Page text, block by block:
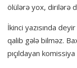
ölülərə yox, dirilərə
İkinci yazısında
qalib gələ bilməz.
pıçıldayan